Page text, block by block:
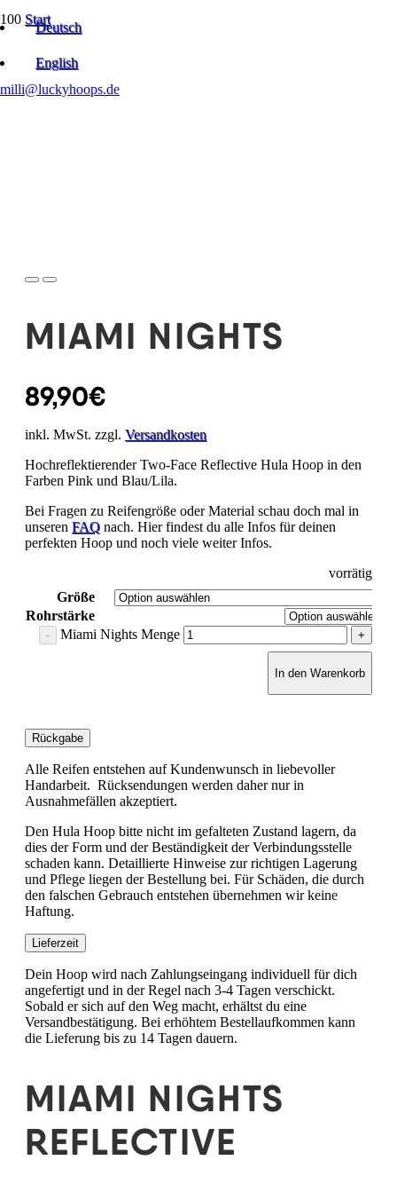
Deutsch
English
milli@luckyhoops.de
Start
Reflective Hoops
MIAMI NIGHTS
89,90€
inkl. MwSt. zzgl. Versandkosten
Hochreflektierender Two-Face Reflective Hula Hoop in den
Farben Pink und Blau/Lila.
Bei Fragen zu Reifengröße oder Material schau doch mal in
unseren FAQ nach. Hier findest du alle Infos für deinen
perfekten Hoop und noch viele weiter Infos.
vorrätig
Größe
Rohrstärke
Miami Nights Menge
In den Warenkorb
Rückgabe
Alle Reifen entstehen auf Kundenwunsch in liebevoller
Handarbeit. Rücksendungen werden daher nur in
Ausnahmefällen akzeptiert.
Den Hula Hoop bitte nicht im gefalteten Zustand lagern, da
dies der Form und der Beständigkeit der Verbindungsstelle
schaden kann. Detaillierte Hinweise zur richtigen Lagerung
und Pflege liegen der Bestellung bei. Für Schäden, die durch
den falschen Gebrauch entstehen übernehmen wir keine
Haftung.
Lieferzeit
Dein Hoop wird nach Zahlungseingang individuell für dich
angefertigt und in der Regel nach 3-4 Tagen verschickt.
Sobald er sich auf den Weg macht, erhältst du eine
Versandbestätigung. Bei erhöhtem Bestellaufkommen kann
die Lieferung bis zu 14 Tagen dauern.
MIAMI NIGHTS
REFLECTIVE